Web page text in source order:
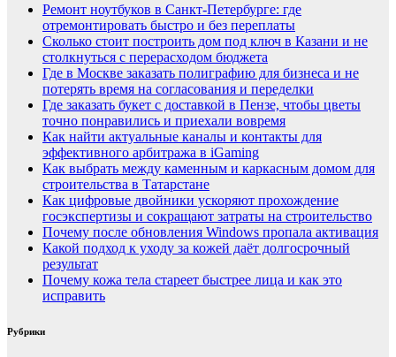
Ремонт ноутбуков в Санкт-Петербурге: где
отремонтировать быстро и без переплаты
Сколько стоит построить дом под ключ в Казани и не
столкнуться с перерасходом бюджета
Где в Москве заказать полиграфию для бизнеса и не
потерять время на согласования и переделки
Где заказать букет с доставкой в Пензе, чтобы цветы
точно понравились и приехали вовремя
Как найти актуальные каналы и контакты для
эффективного арбитража в iGaming
Как выбрать между каменным и каркасным домом для
строительства в Татарстане
Как цифровые двойники ускоряют прохождение
госэкспертизы и сокращают затраты на строительство
Почему после обновления Windows пропала активация
Какой подход к уходу за кожей даёт долгосрочный
результат
Почему кожа тела стареет быстрее лица и как это
исправить
Рубрики